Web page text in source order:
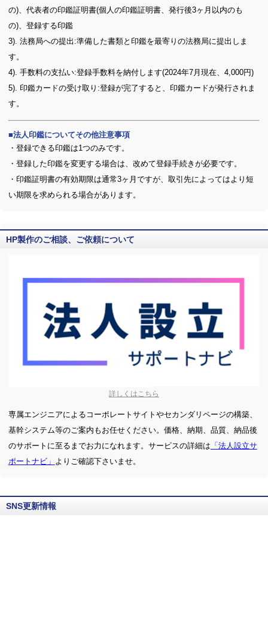
の)、代表者の印鑑証明書(個人の印鑑証明書、発行後3ヶ月以内のも
の)、登録する印鑑
3). 法務局への提出:準備した書類と印鑑を最寄りの法務局に提出しま
す。
4). 手数料の支払い:登録手数料を納付します(2024年7月現在、4,000円)
5). 印鑑カードの受け取り:登録が完了すると、印鑑カードが発行されま
す。
法人印鑑についてその他注意事項
・登録できる印鑑は1つのみです。
・登録した印鑑を変更する場合は、改めて登録手続きが必要です。
・印鑑証明書の有効期限は通常3ヶ月ですが、取引先によってはより短
い期限を求められる場合があります。
HP製作のご相談、ご依頼について
詳しくはこちら
専属エンジニアによるコーポレートサイトやセカンダリページの構築、
基幹システム等のご案内もお任せください。価格、納期、品質、納品後
のサポートに至るまでお力になれます。サービスの詳細は 「法人設立サ
ポートナビ」 よりご確認下さいませ。
SNS更新情報